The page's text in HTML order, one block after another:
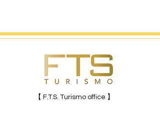
【 F.T.S. Turismo office ​】